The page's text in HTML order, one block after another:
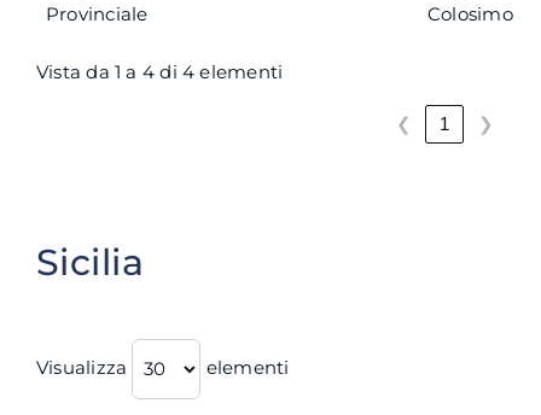
Provinciale
Colosimo
Vista da 1 a 4 di 4 elementi
❮ 1 ❯
Sicilia
Visualizza elementi